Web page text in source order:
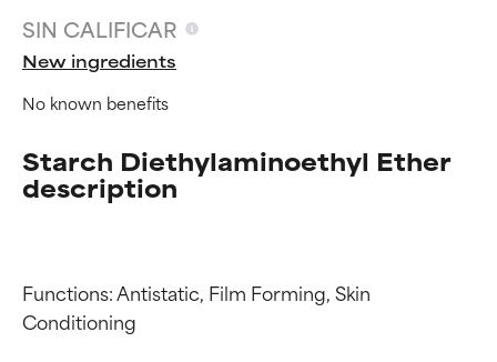
SIN CALIFICAR
New ingredients
No known benefits
Starch Diethylaminoethyl Ether
description
Functions: Antistatic, Film Forming, Skin
Conditioning